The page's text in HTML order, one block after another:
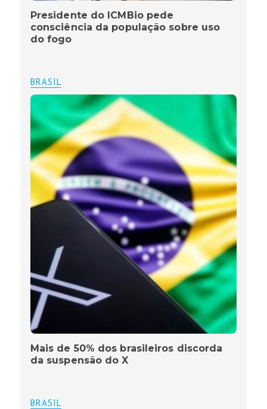
Presidente do ICMBio pede
consciência da população sobre uso
do fogo
BRASIL
Mais de 50% dos brasileiros discorda
da suspensão do X
BRASIL